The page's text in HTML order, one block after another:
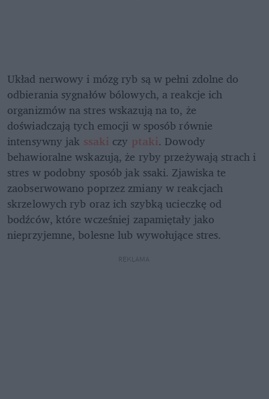
Układ nerwowy i mózg ryb są w pełni zdolne do
odbierania sygnałów bólowych, a reakcje ich
organizmów na stres wskazują na to, że
doświadczają tych emocji w sposób równie
intensywny jak ssaki czy ptaki. Dowody
behawioralne wskazują, że ryby przeżywają strach i
stres w podobny sposób jak ssaki. Zjawiska te
zaobserwowano poprzez zmiany w reakcjach
skrzelowych ryb oraz ich szybką ucieczkę od
bodźców, które wcześniej zapamiętały jako
nieprzyjemne, bolesne lub wywołujące stres.
REKLAMA